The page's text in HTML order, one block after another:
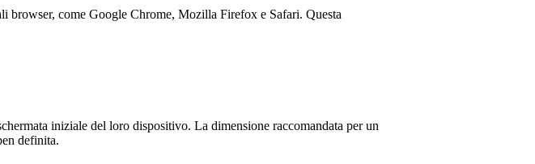
browser, come Google Chrome, Mozilla Firefox e Safari. Questa
iniziale del loro dispositivo. La dimensione raccomandata per un
definita.